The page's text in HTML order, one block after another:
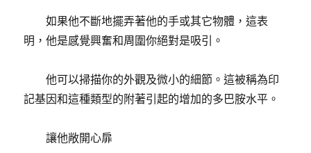
如果他不斷地擺弄著他的手或其它物體，這表
明，他是感覺興奮和周圍你絕對是吸引。
他可以掃描你的外觀及微小的細節。這被稱為印
記基因和這種類型的附著引起的增加的多巴胺水平。
讓他敞開心扉